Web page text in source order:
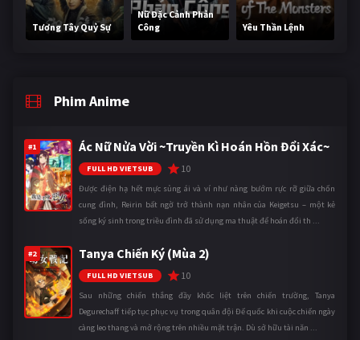
Tương Tây Quỷ Sự
Nữ Đặc Cảnh Phản
Công
Yêu Thần Lệnh
Phim Anime
#1 Ác Nữ Nửa Vời ~Truyền Kì Hoán Hồn Đổi Xác~
FULL HD VIETSUB 10
Được điện hạ hết mực sủng ái và ví như nàng bướm rực rỡ giữa chốn
cung đình, Reirin bất ngờ trở thành nạn nhân của Keigetsu – một kẻ
sống ký sinh trong triều đình đã sử dụng ma thuật để hoán đổi th ...
#2 Tanya Chiến Ký (Mùa 2)
FULL HD VIETSUB 10
Sau những chiến thắng đầy khốc liệt trên chiến trường, Tanya
Degurechaff tiếp tục phục vụ trong quân đội Đế quốc khi cuộc chiến ngày
càng leo thang và mở rộng trên nhiều mặt trận. Dù sở hữu tài năn ...